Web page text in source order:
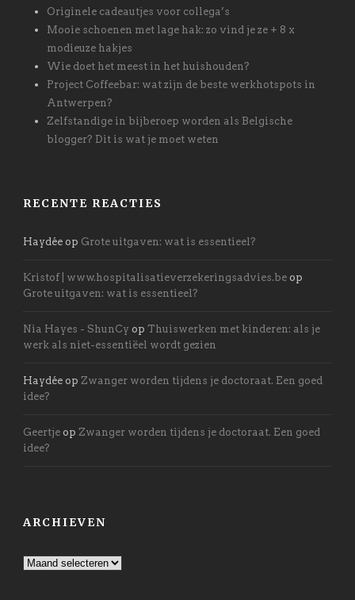
Originele cadeautjes voor collega’s
Mooie schoenen met lage hak: zo vind je ze + 8 x
modieuze hakjes
Wie doet het meest in het huishouden?
Project Coffeebar: wat zijn de beste werkhotspots in
Antwerpen?
Zelfstandige in bijberoep worden als Belgische
blogger? Dit is wat je moet weten
RECENTE REACTIES
Haydée op Grote uitgaven: wat is essentieel?
Kristof | www.hospitalisatieverzekeringsadvies.be op
Grote uitgaven: wat is essentieel?
Nia Hayes - ShunCy op Thuiswerken met kinderen: als je
werk als niet-essentiëel wordt gezien
Haydée op Zwanger worden tijdens je doctoraat. Een goed
idee?
Geertje op Zwanger worden tijdens je doctoraat. Een goed
idee?
ARCHIEVEN
Archieven